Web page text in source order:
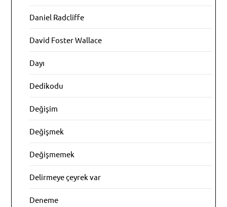
Daniel Radcliffe
David Foster Wallace
Dayı
Dedikodu
Değişim
Değişmek
Değişmemek
Delirmeye çeyrek var
Deneme